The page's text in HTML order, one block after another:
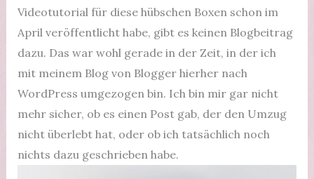
Videotutorial für diese hübschen Boxen schon im
April veröffentlicht habe, gibt es keinen Blogbeitrag
dazu. Das war wohl gerade in der Zeit, in der ich
mit meinem Blog von Blogger hierher nach
WordPress umgezogen bin. Ich bin mir gar nicht
mehr sicher, ob es einen Post gab, der den Umzug
nicht überlebt hat, oder ob ich tatsächlich noch
nichts dazu geschrieben habe.